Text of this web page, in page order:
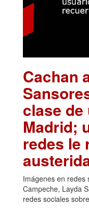
Cachan
clase de
Madrid;
redes le
Imágenes en redes
Campeche, Layda
redes sociales